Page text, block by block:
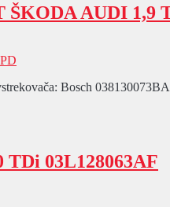
ŠKODA AUDI 1,9
Bosch
TDi 03L128063AF